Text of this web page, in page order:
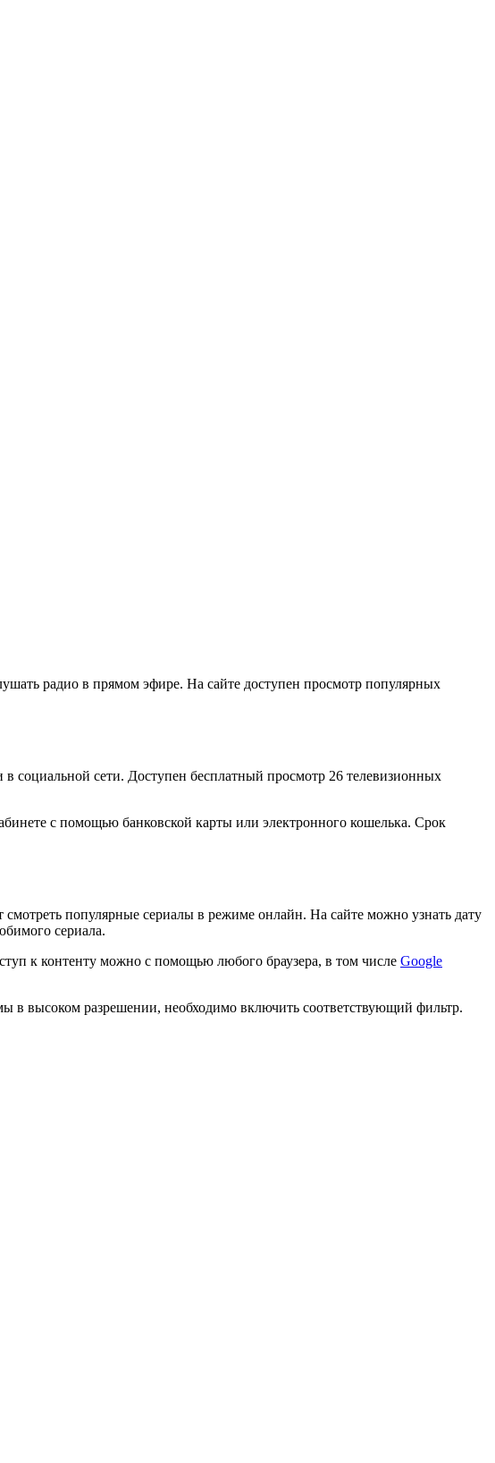
радио в прямом эфире. На сайте доступен просмотр популярных
социальной сети. Доступен бесплатный просмотр 26 телевизионных
с помощью банковской карты или электронного кошелька. Срок
популярные сериалы в режиме онлайн. На сайте можно узнать дату
сериала.
к контенту можно с помощью любого браузера, в том числе Google
в высоком разрешении, необходимо включить соответствующий фильтр.